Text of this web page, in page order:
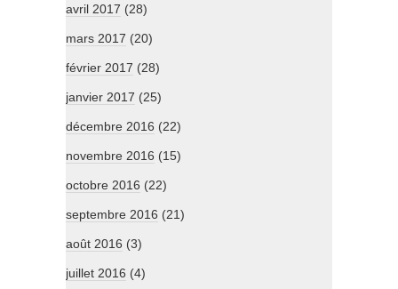
avril 2017 (28)
mars 2017 (20)
février 2017 (28)
janvier 2017 (25)
décembre 2016 (22)
novembre 2016 (15)
octobre 2016 (22)
septembre 2016 (21)
août 2016 (3)
juillet 2016 (4)